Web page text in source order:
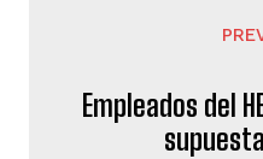
Empleados del